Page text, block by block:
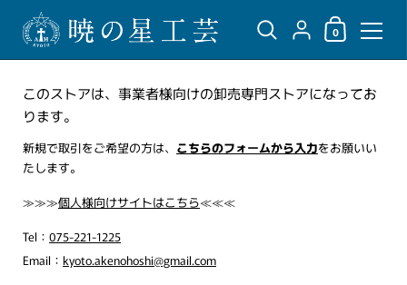
{"title"=>"アカウン
ショッピング
0
このストアは、事業者様向けの卸売専門ストアになってお
ります。
新規で取引をご希望の方は、 こちらのフォームから入力をお願いい
たします。
≫≫≫個人様向けサイトはこちら≪≪≪
Tel： 075-221-1225
Email： kyoto.akenohoshi@gmail.com